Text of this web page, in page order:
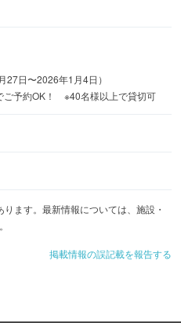
27日〜2026年1月4日）
ご予約OK！ ※40名様以上で貸切可
ます。最新情報については、施設・
掲載情報の誤記載を報告する